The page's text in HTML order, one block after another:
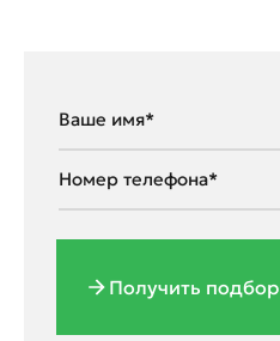
Получить подбор